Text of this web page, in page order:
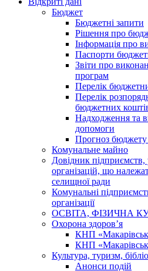
Бюджет
Бюджетні запити
Рішення про
Інформація про
Паспорти
Звіти про
програм
Перелік
Перелік
бюджетних
Надходження та
допомоги
Прогноз бюджету
Комунальне майно
Довідник підприємств,
організацій, що
селищної ради
Комунальні
організації
ОСВІТА, ФІЗИЧНА
Охорона здоров’я
КНП
КНП
Культура, туризм,
Анонси подій